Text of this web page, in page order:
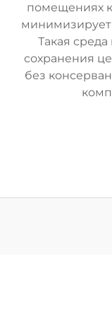
помещениях
минимизирует
Такая
сохранения
без